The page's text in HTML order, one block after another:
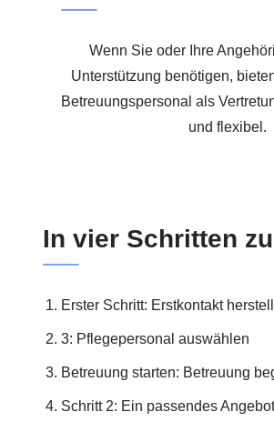
Wenn Sie oder Ihre
Unterstützung benötigen,
Betreuungspersonal als
und flexibel.
In vier Schritten
Erster Schritt: Erstkontakt
3: Pflegepersonal auswählen
Betreuung starten: Betreuung
Schritt 2: Ein passendes Angebot